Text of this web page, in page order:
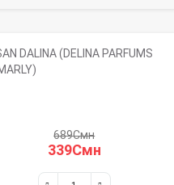
DALINA (DELINA PARFUMS
689Смн
339Смн